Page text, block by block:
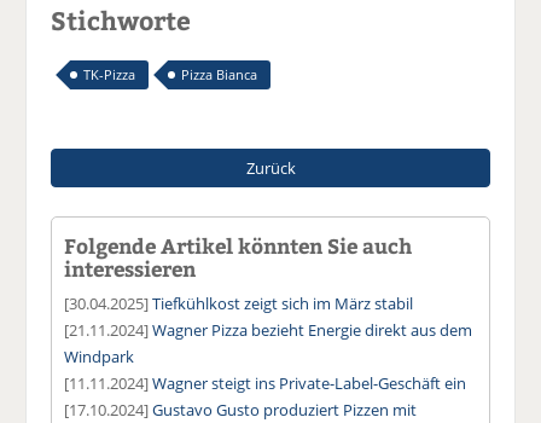
Stichworte
TK-Pizza Pizza Bianca
Zurück
Folgende Artikel könnten Sie auch
interessieren
[30.04.2025]Tiefkühlkost zeigt sich im März stabil
[21.11.2024]Wagner Pizza bezieht Energie direkt aus dem
Windpark
[11.11.2024]Wagner steigt ins Private-Label-Geschäft ein
[17.10.2024]Gustavo Gusto produziert Pizzen mit